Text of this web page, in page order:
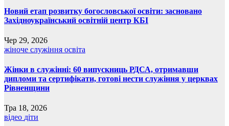
Новий етап розвитку богословської освіти: засновано
Західноукраїнський освітній центр КБІ
Чер 29, 2026
жіноче служіння освіта
Жінки в служінні: 60 випускниць РДСА, отримавши
дипломи та сертифікати, готові нести служіння у церквах
Рівненщини
Тра 18, 2026
відео діти